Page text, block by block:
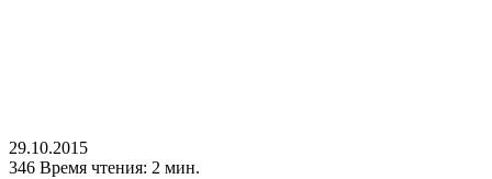
29.10.2015
346 Время чтения: 2 мин.